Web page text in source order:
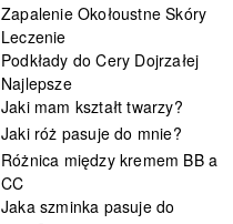
Zapalenie Okołoustne Skóry
Leczenie
Podkłady do Cery Dojrzałej
Najlepsze
Jaki mam kształt twarzy?
Jaki róż pasuje do mnie?
Różnica między kremem BB a
CC
Jaka szminka pasuje do